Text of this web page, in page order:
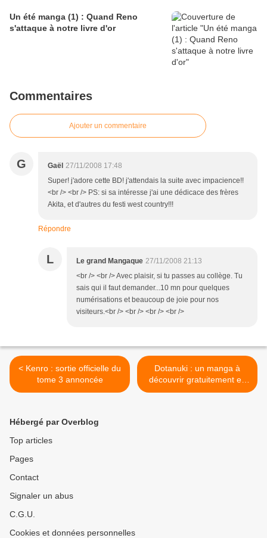
Un été manga (1) : Quand Reno
s'attaque à notre livre d'or
Commentaires
Ajouter un commentaire
G Gaël 27/11/2008 17:48
Super! j'adore cette BD! j'attendais la suite avec impacience!!
<br /> <br /> PS: si sa intéresse j'ai une dédicace des frères
Akita, et d'autres du festi west country!!!
Répondre
L Le grand Mangaque 27/11/2008 21:13
<br /> <br /> Avec plaisir, si tu passes au collège. Tu
sais qui il faut demander...10 mn pour quelques
numérisations et beaucoup de joie pour nos
visiteurs.<br /> <br /> <br /> <br />
< Kenro : sortie officielle du
tome 3 annoncée
Dotanuki : un manga à
découvrir gratuitement en
ligne >
Hébergé par Overblog
Top articles
Pages
Contact
Signaler un abus
C.G.U.
Cookies et données personnelles